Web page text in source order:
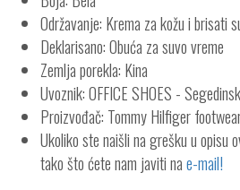
Održavanje: Krema za kožu i brisati
Deklarisano: Obuća za suvo vreme
Zemlja porekla: Kina
Uvoznik: OFFICE SHOES -
Proizvođač: Tommy Hilfiger
Ukoliko ste naišli na grešku u opisu
tako što ćete nam javiti nae-mail!